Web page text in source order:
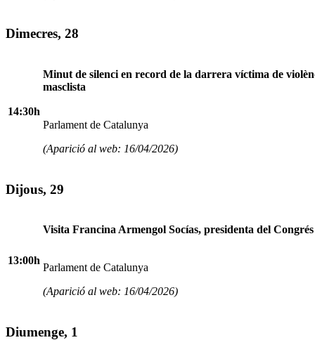
Dimecres, 28
14:30h
Minut de silenci en record de la darrera víctima de
masclista
Parlament de Catalunya
(Aparició al web: 16/04/2026)
Dijous, 29
13:00h
Visita Francina Armengol Socías, presidenta del Congrés
Parlament de Catalunya
(Aparició al web: 16/04/2026)
Diumenge, 1